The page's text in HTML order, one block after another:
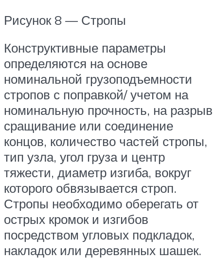
Рисунок 8 — Стропы
Конструктивные параметры
определяются на основе
номинальной грузоподъемности
стропов с поправкой/ учетом на
номинальную прочность, на разрыв
сращивание или соединение
концов, количество частей стропы,
тип узла, угол груза и центр
тяжести, диаметр изгиба, вокруг
которого обвязывается строп.
Стропы необходимо оберегать от
острых кромок и изгибов
посредством угловых подкладок,
накладок или деревянных шашек.